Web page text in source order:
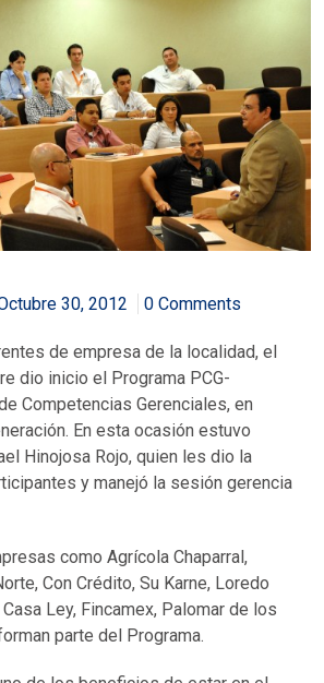
30, 2012 0 Comments
de empresa de la localidad, el
dio inicio el Programa PCG-
Competencias Gerenciales, en
En esta ocasión estuvo
Hinojosa Rojo, quien les dio la
y manejó la sesión gerencia
como Agrícola Chaparral,
Con Crédito, Su Karne, Loredo
Ley, Fincamex, Palomar de los
parte del Programa.